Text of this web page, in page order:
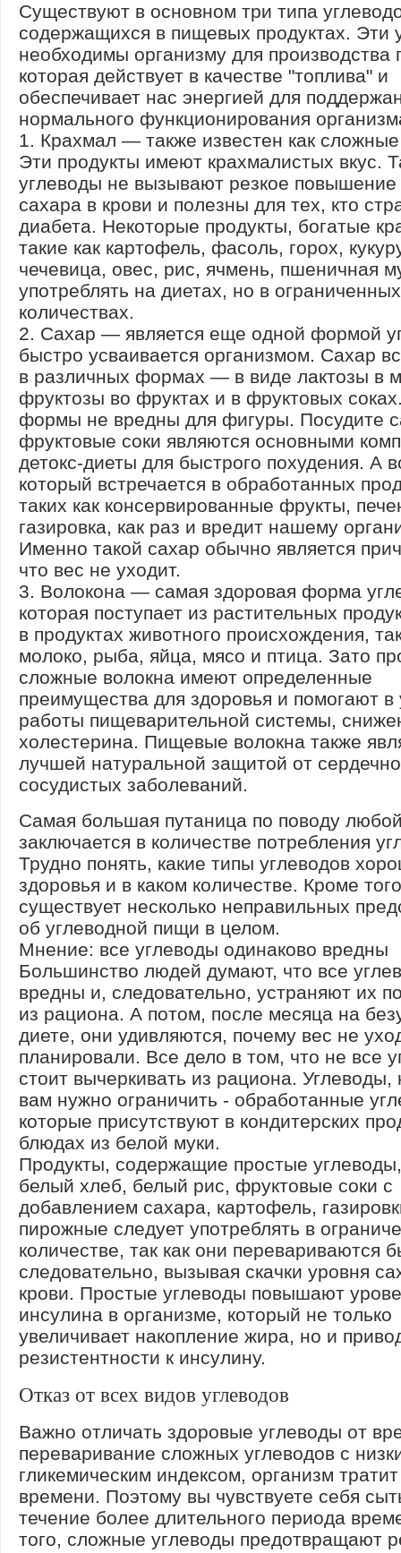
Существуют в основном три типа
содержащихся в пищевых продуктах. Эти
необходимы организму для производства
которая действует в качестве "топлива" и
обеспечивает нас энергией для
нормального функционирования
1. Крахмал — также известен как
Эти продукты имеют крахмалистых вкус.
углеводы не вызывают резкое повышение
сахара в крови и полезны для тех, кто
диабета. Некоторые продукты, богатые
такие как картофель, фасоль, горох,
чечевица, овес, рис, ячмень, пшеничная
употреблять на диетах, но в ограниченных
количествах.
2. Сахар — является еще одной формой
быстро усваивается организмом. Сахар
в различных формах — в виде лактозы в
фруктозы во фруктах и в фруктовых
формы не вредны для фигуры. Посудите
фруктовые соки являются основными
детокс-диеты для быстрого похудения. А
который встречается в обработанных
таких как консервированные фрукты,
газировка, как раз и вредит нашему
Именно такой сахар обычно является
что вес не уходит.
3. Волокона — самая здоровая форма
которая поступает из растительных
в продуктах животного происхождения,
молоко, рыба, яйца, мясо и птица. Зато
сложные волокна имеют определенные
преимущества для здоровья и помогают
работы пищеварительной системы,
холестерина. Пищевые волокна также
лучшей натуральной защитой от
сосудистых заболеваний.
Самая большая путаница по поводу
заключается в количестве потребления
Трудно понять, какие типы углеводов
здоровья и в каком количестве. Кроме
существует несколько неправильных
об углеводной пищи в целом.
Мнение: все углеводы одинаково вредны
Большинство людей думают, что все
вредны и, следовательно, устраняют их
из рациона. А потом, после месяца на
диете, они удивляются, почему вес не
планировали. Все дело в том, что не все
стоит вычеркивать из рациона. Углеводы,
вам нужно ограничить - обработанные
которые присутствуют в кондитерских
блюдах из белой муки.
Продукты, содержащие простые углеводы,
белый хлеб, белый рис, фруктовые соки с
добавлением сахара, картофель,
пирожные следует употреблять в
количестве, так как они перевариваются
следовательно, вызывая скачки уровня
крови. Простые углеводы повышают
инсулина в организме, который не только
увеличивает накопление жира, но и
резистентности к инсулину.
Отказ от всех видов углеводов
Важно отличать здоровые углеводы от
переваривание сложных углеводов с
гликемическим индексом, организм
времени. Поэтому вы чувствуете себя
течение более длительного периода
того, сложные углеводы предотвращают